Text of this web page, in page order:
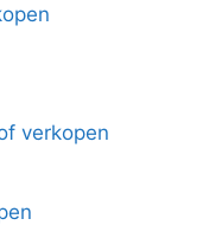
verkopen